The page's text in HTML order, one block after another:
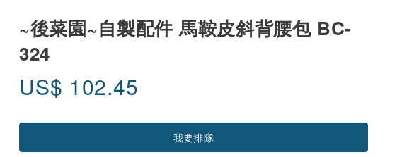
~後菜園~自製配件 馬鞍皮斜背腰包 BC-
324
US$ 102.45
我要排隊